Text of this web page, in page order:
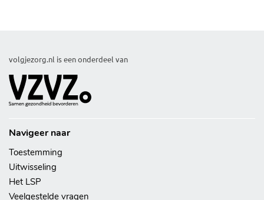
volgjezorg.nl is een onderdeel van
Navigeer naar
Toestemming
Uitwisseling
Het LSP
Veelgestelde vragen